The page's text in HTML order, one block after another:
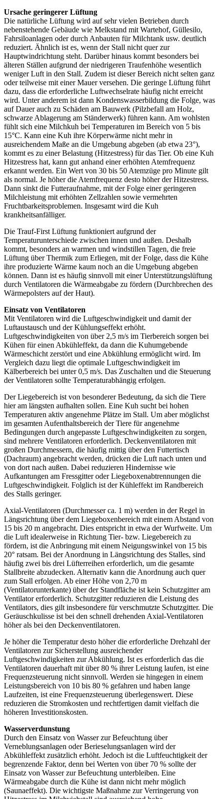
Ursache geringerer Lüftung
Die natürliche Lüftung wird auf sehr vielen Betrieben durch
nebenstehende Gebäude wie Melkstand mit Wartehof, Güllesilo,
Fahrsiloanlagen oder durch Anbauten für Milchtank usw. deutlich
reduziert. Ähnlich ist es, wenn der Stall nicht quer zur
Hauptwindrichtung steht. Darüber hinaus kommt besonders bei
älteren Ställen aufgrund der niedrigeren Traufenhöhe wesentlich
weniger Luft in den Stall. Zudem ist dieser Bereich nicht selten ganz
oder teilweise mit einer Mauer versehen. Die geringe Lüftung führt
dazu, dass die erforderliche Luftwechselrate häufig nicht erreicht
wird. Unter anderem ist dann Kondenswasserbildung die Folge, was
auf Dauer auch zu Schäden am Bauwerk (Pilzbefall am Holz,
schwarze Ablagerung am Ständerwerk) führen kann. Am wohlsten
fühlt sich eine Milchkuh bei Temperaturen im Bereich von 5 bis
15°C. Kann eine Kuh ihre Körperwärme nicht mehr in
ausreichendem Maße an die Umgebung abgeben (ab etwa 23°),
kommt es zu einer Belastung (Hitzestress) für das Tier. Ob eine Kuh
Hitzestress hat, kann gut anhand einer erhöhten Atemfrequenz
erkannt werden. Ein Wert von 30 bis 50 Atemzüge pro Minute gilt
als normal. Je höher die Atemfrequenz desto höher der Hitzestress.
Dann sinkt die Futteraufnahme, mit der Folge einer geringeren
Milchleistung mit erhöhten Zellzahlen sowie vermehrten
Fruchtbarkeitsproblemen. Insgesamt wird die Kuh
krankheitsanfälliger.
Die Trauf-First Lüftung funktioniert aufgrund der
Temperaturunterschiede zwischen innen und außen. Deshalb
kommt, besonders an warmen und windstillen Tagen, die freie
Lüftung über Thermik zum Erliegen, mit der Folge, dass die Kühe
ihre produzierte Wärme kaum noch an die Umgebung abgeben
können. Dann ist es häufig sinnvoll mit einer Unterstützungslüftung
durch Ventilatoren die Wärmeabgabe zu fördern (Durchbrechen des
Wärmepolsters auf der Haut).
Einsatz von Ventilatoren
Mit Ventilatoren wird die Luftgeschwindigkeit und damit der
Luftaustausch und der Kühlungseffekt erhöht.
Luftgeschwindigkeiten von über 2,5 m/s im Tierbereich sorgen bei
Kühen für einen Abkühleffekt, da dann die Kuhumgebende
Wärmeschicht zerstört und eine Abkühlung ermöglicht wird. Im
Vergleich dazu liegt die optimale Luftgeschwindigkeit im
Kälberbereich bei unter 0,5 m/s. Das Zuschalten und die Steuerung
der Ventilatoren sollte Temperaturabhängig erfolgen.
Der Liegebereich ist von besonderer Bedeutung, da sich die Tiere
hier am längsten aufhalten sollen. Eine Kuh sucht bei hohen
Temperaturen aktiv angenehme Plätze im Stall. Um aber möglichst
im gesamten Aufenthaltsbereich der Tiere für angenehme
Bedingungen durch angepasste Luftgeschwindigkeiten zu sorgen,
sind mehrere Ventilatoren erforderlich. Deckenventilatoren mit
großen Durchmessern, die häufig mittig über den Futtertisch
(Dachraum) angebracht werden, drücken die Luft nach unten und
von dort nach außen. Dabei reduzieren Hindernisse wie
Aufkantungen am Fressgitter oder Liegeboxenabtrennungen die
Luftgeschwindigkeit. Folglich ist der Kühleffekt im Randbereich
des Stalls geringer.
Axial-Ventilatoren (Durchmesser ca. 1 m) werden in der Regel in
Längsrichtung über dem Liegeboxenbereich mit einem Abstand von
15 bis 20 m angebracht. Dies entspricht in etwa der Wurfweite. Um
die Luft idealerweise in Richtung Tier- bzw. Liegebereich zu
fördern, ist die Anbringung mit einem Neigungswinkel von 15 bis
20° ratsam. Bei der Anordnung in Längsrichtung des Stalles, sind
häufig zwei bis drei Lüfterreihen erforderlich, um die gesamte
Stallbreite abzudecken. Alternativ kann die Anordnung auch quer
zum Stall erfolgen. Ab einer Höhe von 2,70 m
(Ventilatorunterkante) über der Standfläche ist kein Schutzgitter am
Ventilator erforderlich. Schutzgitter reduzieren die Leistung des
Ventilators, dies gilt insbesondere für verschmutzte Schutzgitter. Die
Geräuschkulisse ist bei den schnell drehenden Axial-Ventilatoren
höher als bei den Deckenventilatoren.
Je höher die Temperatur desto höher die erforderliche Drehzahl der
Ventilatoren zur Sicherstellung ausreichender
Luftgeschwindigkeiten zur Abkühlung. Ist es erforderlich das die
Ventilatoren dauerhaft mit über 80 % ihrer Leistung laufen, ist eine
Frequenzsteuerung nicht sinnvoll. Werden sie hingegen in einem
Leistungsbereich von 10 bis 80 % gefahren und haben lange
Laufzeiten, ist eine Frequenzsteuerung überlegenswert. Diese
reduzieren die Stromkosten und rechtfertigen damit vielfach die
höheren Investitionskosten.
Wasserverdunstung
Durch den Einsatz von Wasser zur Befeuchtung über
Verneblungsanlagen oder Berieselungsanlagen wird der
Abkühleffekt zusätzlich erhöht. Jedoch ist die Luftfeuchtigkeit der
begrenzende Faktor, denn bei Werten von über 70 % sollte der
Einsatz von Wasser zur Befeuchtung unterbleiben. Eine
Wärmeabgabe durch die Kühe ist dann nicht mehr möglich
(Saunaeffekt). Die wichtigste Maßnahme zur Verringerung von